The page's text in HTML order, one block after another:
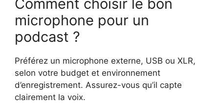
Comment choisir le bon
microphone pour un
podcast ?
Préférez un microphone externe, USB ou XLR,
selon votre budget et environnement
d’enregistrement. Assurez-vous qu’il capte
clairement la voix.